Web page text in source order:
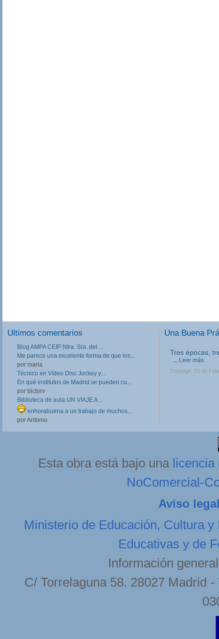
Últimos comentarios
Blog AMPA CEIP Ntra. Sra. del ...
Me parece una excelente forma de que los...
por maria
Técnico en Vídeo Disc Jockey y...
En qué institutos de Madrid se pueden cu...
por bictorv
Biblioteca de aula UN VIAJE A...
enhorabuena a un trabajo de muchos...
por Antonio
Una Buena
Tres épocas,
... Leer más
Domingo, 03 de
Esta obra está bajo una licencia
NoComercial-
Aviso
Ministerio de Educación, Cultura y
Educativas y de
Información
C/ Torrelaguna 58. 28027 Madrid